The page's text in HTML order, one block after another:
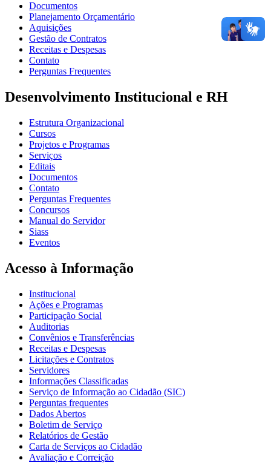
Documentos
Planejamento Orçamentário
Aquisições
Gestão de Contratos
Receitas e Despesas
Contato
Perguntas Frequentes
Desenvolvimento Institucional e RH
Estrutura Organizacional
Cursos
Projetos e Programas
Serviços
Editais
Documentos
Contato
Perguntas Frequentes
Concursos
Manual do Servidor
Siass
Eventos
Acesso à Informação
Institucional
Ações e Programas
Participação Social
Auditorias
Convênios e Transferências
Receitas e Despesas
Licitações e Contratos
Servidores
Informações Classificadas
Serviço de Informação ao Cidadão (SIC)
Perguntas frequentes
Dados Abertos
Boletim de Serviço
Relatórios de Gestão
Carta de Serviços ao Cidadão
Avaliação e Correição